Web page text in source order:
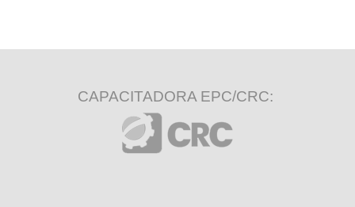
CAPACITADORA EPC/CRC: